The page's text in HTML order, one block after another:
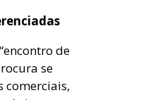
de
se
comerciais,